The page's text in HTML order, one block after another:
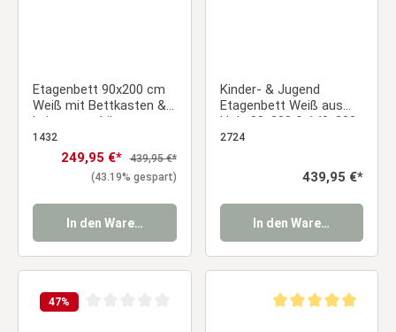
Etagenbett 90x200 cm
Weiß mit Bettkasten &
Leiter – stabiles
Kinderbett mit
Lattenrost
1432
Verkaufspreis:
249,95 €* Regulärer Preis:
439,95 €*
(43.19% gespart)
In den Warenkorb
Kinder- & Jugend
Etagenbett Weiß aus
Holz 90x200 & 140x200
cm mit 2 Bettkästen
2724
Regulärer Preis:
439,95 €*
In den Warenkorb
47%